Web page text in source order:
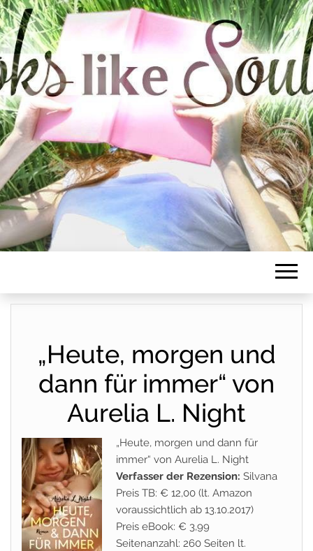
BOOKS LIKE
SOULMATE
„Heute, morgen und
dann für immer“ von
Aurelia L. Night
„Heute, morgen und dann für
immer“ von Aurelia L. Night
Verfasser der Rezension: Silvana
Preis TB: € 12,00 (lt. Amazon
voraussichtlich ab 13.10.2017)
Preis eBook: € 3,99
Seitenanzahl: 260 Seiten lt.